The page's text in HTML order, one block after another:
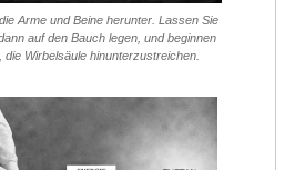
Arme und Beine herunter. Lassen Sie
auf den Bauch legen, und beginnen
die Wirbelsäule hinunterzustreichen.